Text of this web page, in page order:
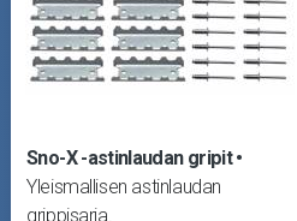
Sno-X -astinlaudan gripit
Yleismallisen astinlaudan
grippisarja.